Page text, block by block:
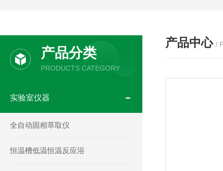
产品中心 /
产品分类
PRODUCTS CATEGORY
实验室仪器
全自动固相萃取仪
恒温槽低温恒温反应浴